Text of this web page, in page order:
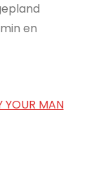
en
YOUR MAN